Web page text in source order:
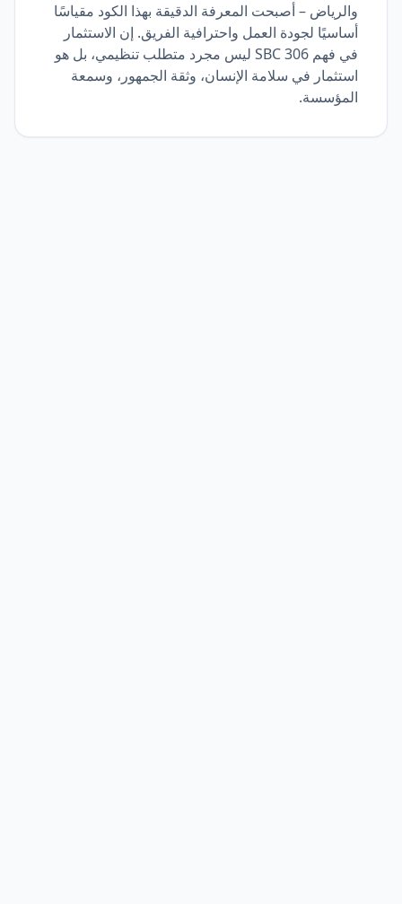
والرياض – أصبحت المعرفة الدقيقة بهذا الكود مقياسًا
أساسيًا لجودة العمل واحترافية الفريق. إن الاستثمار
في فهم SBC 306 ليس مجرد متطلب تنظيمي، بل هو
استثمار في سلامة الإنسان، وثقة الجمهور، وسمعة
المؤسسة.